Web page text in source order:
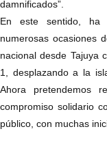
damnificados”.
En este sentido, ha
numerosas ocasiones
nacional desde Tajuya
1, desplazando a la
Ahora pretendemos
compromiso solidario
público, con muchas